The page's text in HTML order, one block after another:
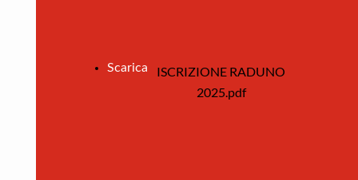
Scarica
ISCRIZIONE RADUNO
2025.pdf